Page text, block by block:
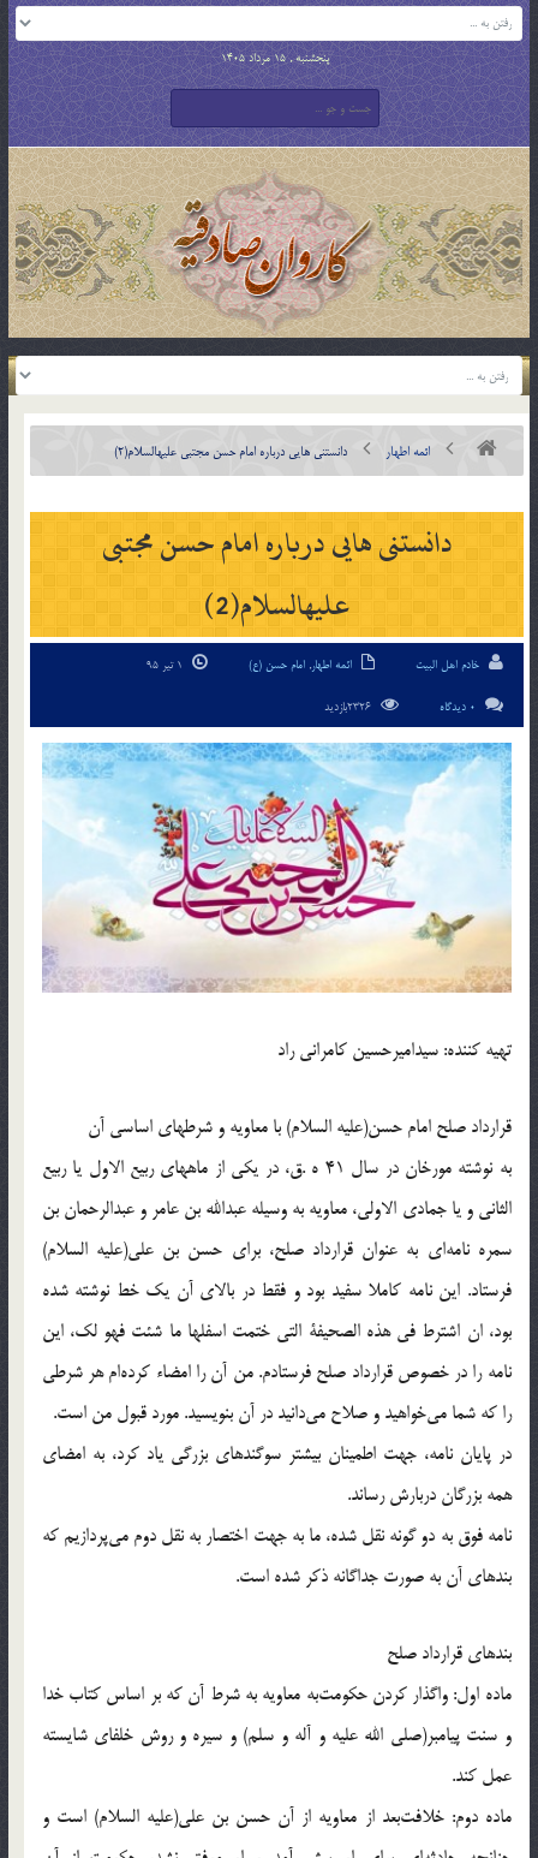
پنجشنبه , 15 مرداد 1405
ائمه اطهار دانستنی هایی درباره امام حسن مجتبی علیه‏السلام(2)
دانستنی هایی درباره امام حسن مجتبی
علیه‏السلام(2)
خادم اهل البیت ائمه اطهار, امام حسن (ع)
0 دیدگاه
تهیه کننده: سیدامیرحسین کامرانی راد
قرارداد صلح امام حسن(علیه السلام) با معاویه و شرطهاى اساسى آن
به نوشته مورخان در سال 41 ه .ق، در يكى از ماههاى ربيع الاول يا ربيع
الثانى و يا جمادى الاولى، معاويه به وسيله عبدالله بن عامر و عبدالرحمان بن
سمره نامه‌اى به عنوان قرارداد صلح، براى حسن بن على(علیه السلام)
فرستاد. اين نامه كاملا سفيد بود و فقط در بالاى آن يك خط نوشته شده
بود، ان اشترط فى هذه الصحيفة التى ختمت اسفلها ما شئت فهو لك، اين
نامه را در خصوص قرارداد صلح فرستادم. من آن را امضاء كرده‌ام هر شرطى
را كه شما مى‌خواهيد و صلاح مى‌دانيد در آن بنويسيد. مورد قبول من است.
در پايان نامه، جهت اطمينان بيشتر سوگندهاى بزرگى ياد كرد، به امضاى
همه بزرگان دربارش رساند.
نامه فوق به دو گونه نقل شده، ما به جهت اختصار به نقل دوم مى‌پردازيم كه
بندهاى آن به صورت جداگانه ذكر شده است.
بندهاى قرارداد صلح
ماده اول: واگذار كردن حكومت‌به معاويه به شرط آن كه بر اساس كتاب خدا
و سنت پيامبر(صلی الله علیه و آله و سلم) و سيره و روش خلفاى شايسته
عمل كند.
ماده دوم: خلافت‌بعد از معاويه از آن حسن بن على(علیه السلام) است و